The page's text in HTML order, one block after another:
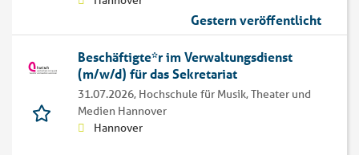
Gestern veröffentlicht
Beschäftigte*r im Verwaltungsdienst
(m/w/d) für das Sekretariat
31.07.2026, Hochschule für Musik, Theater und
Medien Hannover
Hannover